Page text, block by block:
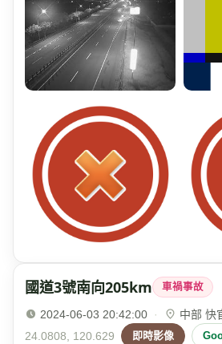
國道3號南向205km 車禍事故
2024-06-03 20:42:00 · 中部 快
24.0808, 120.629
即時影像